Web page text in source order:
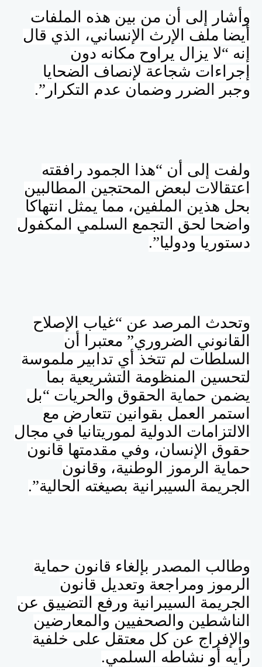
وأشار إلى أن من بين هذه الملفات
أيضا ملف الإرث الإنساني، الذي قال
إنه “لا يزال يراوح مكانه دون
إجراءات شجاعة لإنصاف الضحايا
وجبر الضرر وضمان عدم التكرار”.
ولفت إلى أن “هذا الجمود رافقته
اعتقالات لبعض المحتجين المطالبين
بحل هذين الملفين، مما يمثل انتهاكا
واضحا لحق التجمع السلمي المكفول
دستوريا ودوليا”.
وتحدث المرصد عن “غياب الإصلاح
القانوني الضروري” معتبرا أن
السلطات لم تتخذ أي تدابير ملموسة
لتحسين المنظومة التشريعية بما
يضمن حماية الحقوق والحريات “بل
استمر العمل بقوانين تتعارض مع
الالتزامات الدولية لموريتانيا في مجال
حقوق الإنسان، وفي مقدمتها قانون
حماية الرموز الوطنية، وقانون
الجريمة السيبرانية بصيغته الحالية”.
وطالب المصدر بإلغاء قانون حماية
الرموز ومراجعة وتعديل قانون
الجريمة السيبرانية ورفع التضييق عن
الناشطين والصحفيين والمعارضين
والإفراج عن كل معتقل على خلفية
رأيه أو نشاطه السلمي.